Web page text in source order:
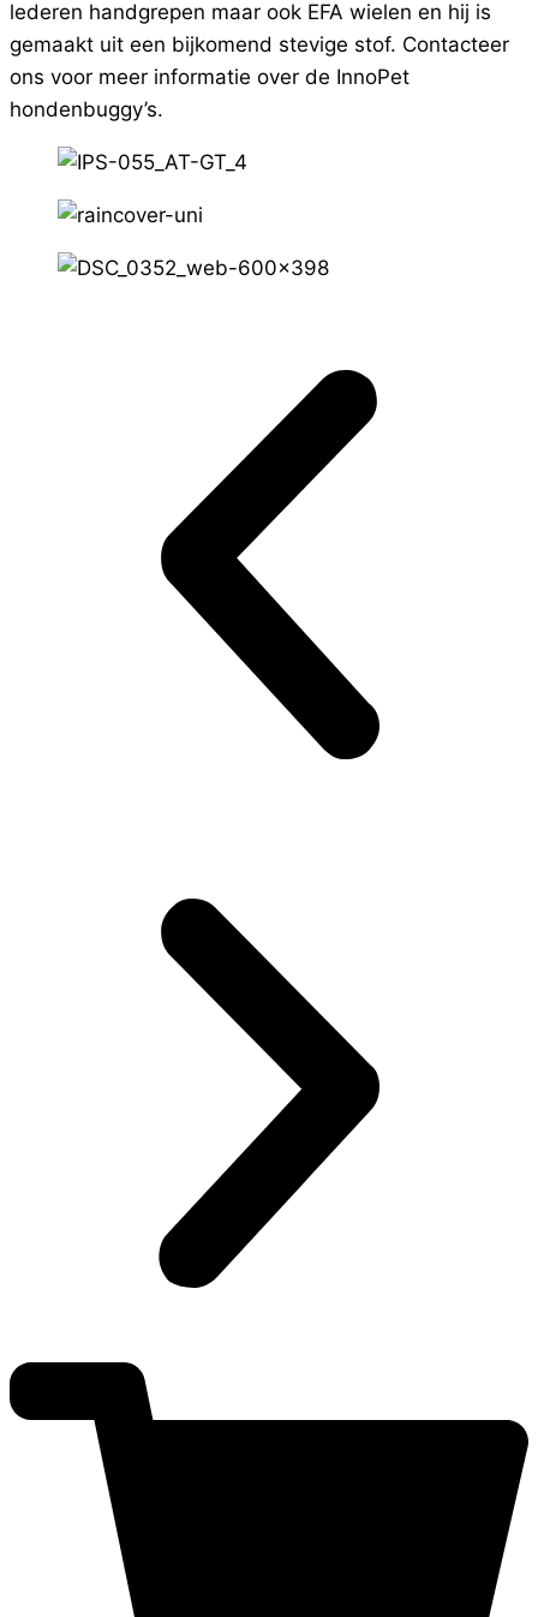
lederen handgrepen maar ook EFA wielen en hij is
gemaakt uit een bijkomend stevige stof. Contacteer
ons voor meer informatie over de InnoPet
hondenbuggy’s.